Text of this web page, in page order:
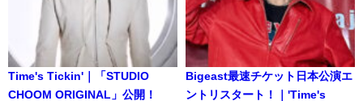
Time's Tickin'｜「STUDIO
CHOOM ORIGINAL」公開！
Bigeast最速チケット日本公演エ
ントリスタート！｜'Time's